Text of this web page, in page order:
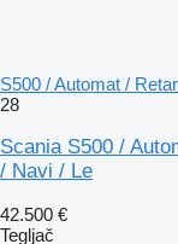
S500 / Automat /
28
Scania S500 /
/ Navi / Le
42.500 €
Tegljač